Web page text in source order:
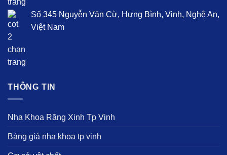
THÔNG TIN
Nha Khoa Răng Xinh Tp Vinh